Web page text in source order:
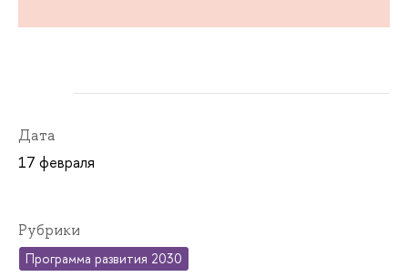
Дата
17 февраля
Рубрики
Программа развития 2030